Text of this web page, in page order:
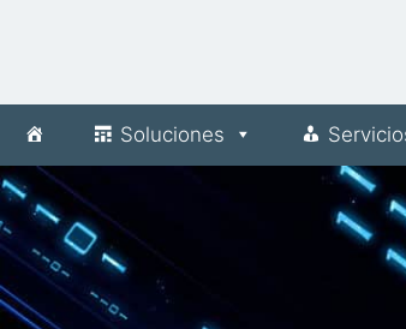
Soluciones